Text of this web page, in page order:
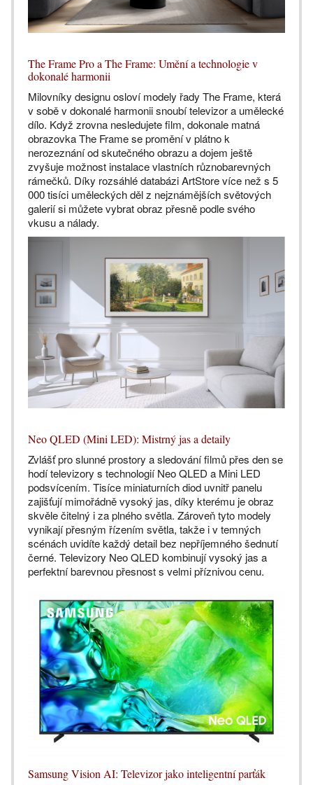
The Frame Pro a The Frame: Umění a technologie v
dokonalé harmonii
Milovníky designu osloví modely řady The Frame, která
v sobě v dokonalé harmonii snoubí televizor a umělecké
dílo. Když zrovna nesledujete film, dokonale matná
obrazovka The Frame se promění v plátno k
nerozeznání od skutečného obrazu a dojem ještě
zvyšuje možnost instalace vlastních různobarevných
rámečků. Díky rozsáhlé databázi ArtStore více než s 5
000 tisíci uměleckých děl z nejznámějších světových
galerií si můžete vybrat obraz přesně podle svého
vkusu a nálady.
Neo QLED (Mini LED): Mistrný jas a detaily
Zvlášť pro slunné prostory a sledování filmů přes den se
hodí televizory s technologií Neo QLED a Mini LED
podsvícením. Tisíce miniaturních diod uvnitř panelu
zajišťují mimořádně vysoký jas, díky kterému je obraz
skvěle čitelný i za plného světla. Zároveň tyto modely
vynikají přesným řízením světla, takže i v temných
scénách uvidíte každý detail bez nepříjemného šednutí
černé. Televizory Neo QLED kombinují vysoký jas a
perfektní barevnou přesnost s velmi příznivou cenu.
Samsung Vision AI: Televizor jako inteligentní parťák